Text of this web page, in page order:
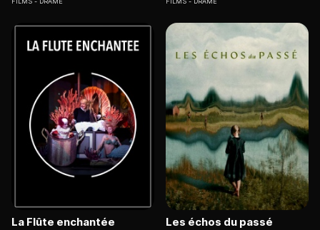
La Flûte enchantée Les échos du passé